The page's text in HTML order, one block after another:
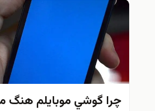
چرا گوشي موبايلم هنگ ميكنه؟